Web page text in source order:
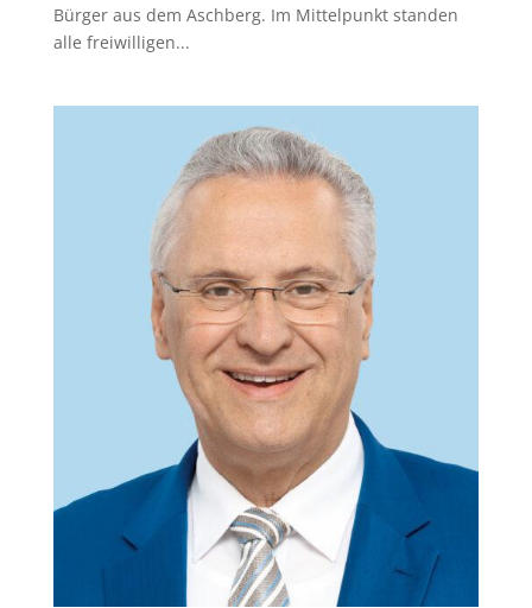
Bürger aus dem Aschberg. Im Mittelpunkt standen
alle freiwilligen...